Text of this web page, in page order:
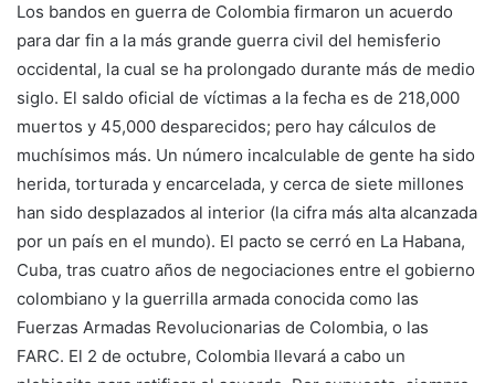
Los bandos en guerra de Colombia firmaron un acuerdo
para dar fin a la más grande guerra civil del hemisferio
occidental, la cual se ha prolongado durante más de medio
siglo. El saldo oficial de víctimas a la fecha es de 218,000
muertos y 45,000 desparecidos; pero hay cálculos de
muchísimos más. Un número incalculable de gente ha sido
herida, torturada y encarcelada, y cerca de siete millones
han sido desplazados al interior (la cifra más alta alcanzada
por un país en el mundo). El pacto se cerró en La Habana,
Cuba, tras cuatro años de negociaciones entre el gobierno
colombiano y la guerrilla armada conocida como las
Fuerzas Armadas Revolucionarias de Colombia, o las
FARC. El 2 de octubre, Colombia llevará a cabo un